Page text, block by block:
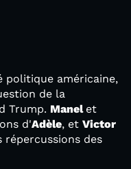
politique américaine,
de la
Trump. Manel et
d'Adèle, et Victor
des